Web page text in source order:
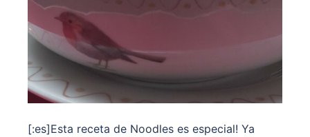
[:es]Esta receta de Noodles es especial! Ya